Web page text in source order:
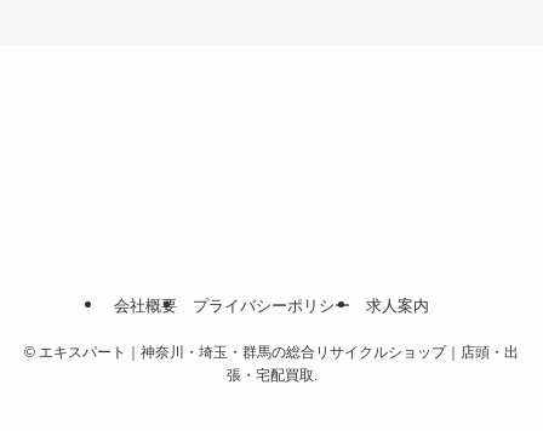
会社概要 プライバシーポリシー 求人案内
© エキスパート｜神奈川・埼玉・群馬の総合リサイクルショップ｜店頭・出
張・宅配買取.